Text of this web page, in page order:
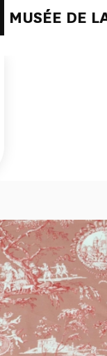
MUSÉE DE